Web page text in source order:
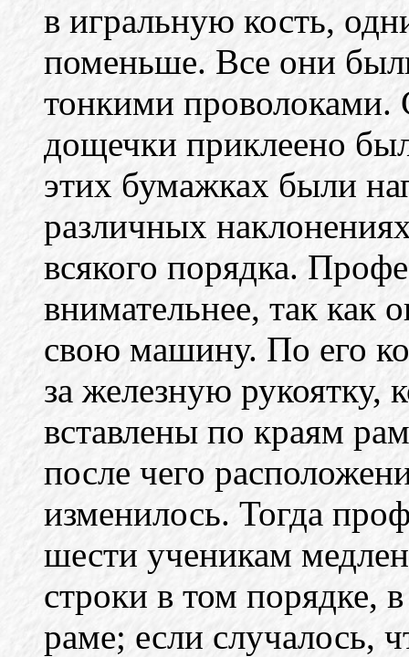
в игральную кость,
поменьше. Все они
тонкими проволоками.
дощечки приклеено
этих бумажках были
различных
всякого порядка.
внимательнее, так как
свою машину. По его
за железную рукоятку,
вставлены по краям
после чего
изменилось. Тогда
шести ученикам
строки в том порядке,
раме; если случалось,